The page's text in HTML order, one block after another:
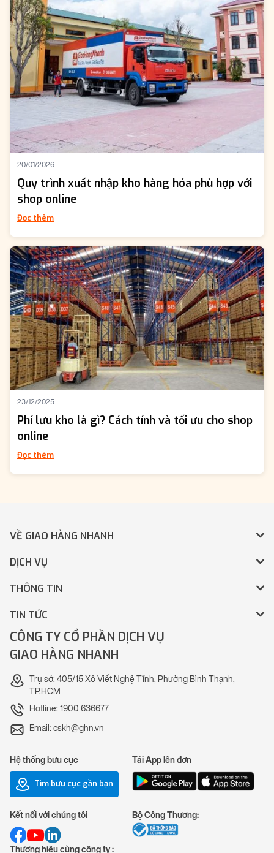
20/01/2026
Quy trình xuất nhập kho hàng hóa phù hợp với
shop online
Đọc thêm
23/12/2025
Phí lưu kho là gì? Cách tính và tối ưu cho shop
online
Đọc thêm
VỀ GIAO HÀNG NHANH
DỊCH VỤ
THÔNG TIN
TIN TỨC
CÔNG TY CỔ PHẦN DỊCH VỤ
GIAO HÀNG NHANH
Trụ sở: 405/15 Xô Viết Nghệ Tĩnh, Phường Bình Thạnh,
TP.HCM
Hotline: 1900 636677
Email: cskh@ghn.vn
Hệ thống bưu cục
Tìm bưu cục gần bạn
Tải App lên đơn
Kết nối với chúng tôi
Thương hiệu cùng công ty :
Bộ Công Thương: